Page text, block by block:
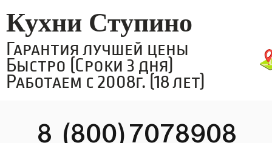
Кухни Ступино
Гарантия лучшей цены
Быстро (Сроки 3 дня)
Работаем с 2008г. (18 лет)
8 (800)7078908